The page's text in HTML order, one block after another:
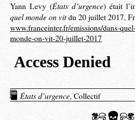
Yann Levy (États d’urgence) était
quel monde on vitdu 20 juillet 2017,
www.franceinter.fr/emissions/dans-
monde-on-vit-20-juillet-2017
États d’urgence, Collectif